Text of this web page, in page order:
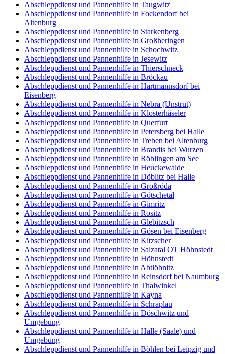
Abschleppdienst und Pannenhilfe in Taugwitz
Abschleppdienst und Pannenhilfe in Fockendorf bei
Altenburg
Abschleppdienst und Pannenhilfe in Starkenberg
Abschleppdienst und Pannenhilfe in Großheringen
Abschleppdienst und Pannenhilfe in Schochwitz
Abschleppdienst und Pannenhilfe in Jesewitz
Abschleppdienst und Pannenhilfe in Thierschneck
Abschleppdienst und Pannenhilfe in Bröckau
Abschleppdienst und Pannenhilfe in Hartmannsdorf bei
Eisenberg
Abschleppdienst und Pannenhilfe in Nebra (Unstrut)
Abschleppdienst und Pannenhilfe in Klosterhäseler
Abschleppdienst und Pannenhilfe in Querfurt
Abschleppdienst und Pannenhilfe in Petersberg bei Halle
Abschleppdienst und Pannenhilfe in Treben bei Altenburg
Abschleppdienst und Pannenhilfe in Brandis bei Wurzen
Abschleppdienst und Pannenhilfe in Röblingen am See
Abschleppdienst und Pannenhilfe in Heuckewalde
Abschleppdienst und Pannenhilfe in Döblitz bei Halle
Abschleppdienst und Pannenhilfe in Großröda
Abschleppdienst und Pannenhilfe in Götschetal
Abschleppdienst und Pannenhilfe in Gimritz
Abschleppdienst und Pannenhilfe in Rositz
Abschleppdienst und Pannenhilfe in Glebitzsch
Abschleppdienst und Pannenhilfe in Gösen bei Eisenberg
Abschleppdienst und Pannenhilfe in Kitzscher
Abschleppdienst und Pannenhilfe in Salzatal OT Höhnstedt
Abschleppdienst und Pannenhilfe in Höhnstedt
Abschleppdienst und Pannenhilfe in Abtlöbnitz
Abschleppdienst und Pannenhilfe in Reinsdorf bei Naumburg
Abschleppdienst und Pannenhilfe in Thalwinkel
Abschleppdienst und Pannenhilfe in Kayna
Abschleppdienst und Pannenhilfe in Schraplau
Abschleppdienst und Pannenhilfe in Döschwitz und
Umgebung
Abschleppdienst und Pannenhilfe in Halle (Saale) und
Umgebung
Abschleppdienst und Pannenhilfe in Böhlen bei Leipzig und